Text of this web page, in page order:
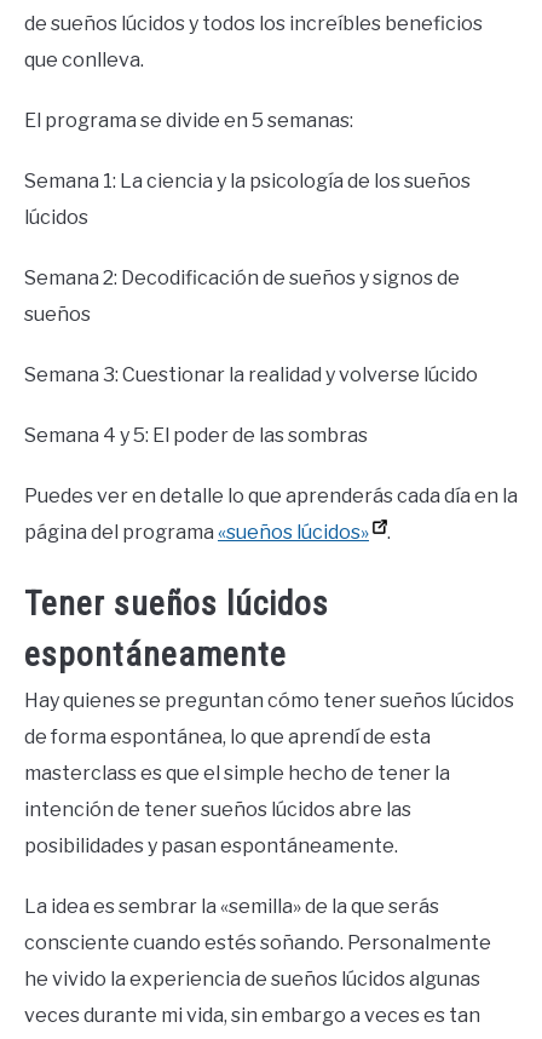
de sueños lúcidos y todos los increíbles beneficios
que conlleva.
El programa se divide en 5 semanas:
Semana 1: La ciencia y la psicología de los sueños
lúcidos
Semana 2: Decodificación de sueños y signos de
sueños
Semana 3: Cuestionar la realidad y volverse lúcido
Semana 4 y 5: El poder de las sombras
Puedes ver en detalle lo que aprenderás cada día en la
página del programa «sueños lúcidos» .
Tener sueños lúcidos
espontáneamente
Hay quienes se preguntan cómo tener sueños lúcidos
de forma espontánea, lo que aprendí de esta
masterclass es que el simple hecho de tener la
intención de tener sueños lúcidos abre las
posibilidades y pasan espontáneamente.
La idea es sembrar la «semilla» de la que serás
consciente cuando estés soñando. Personalmente
he vivido la experiencia de sueños lúcidos algunas
veces durante mi vida, sin embargo a veces es tan